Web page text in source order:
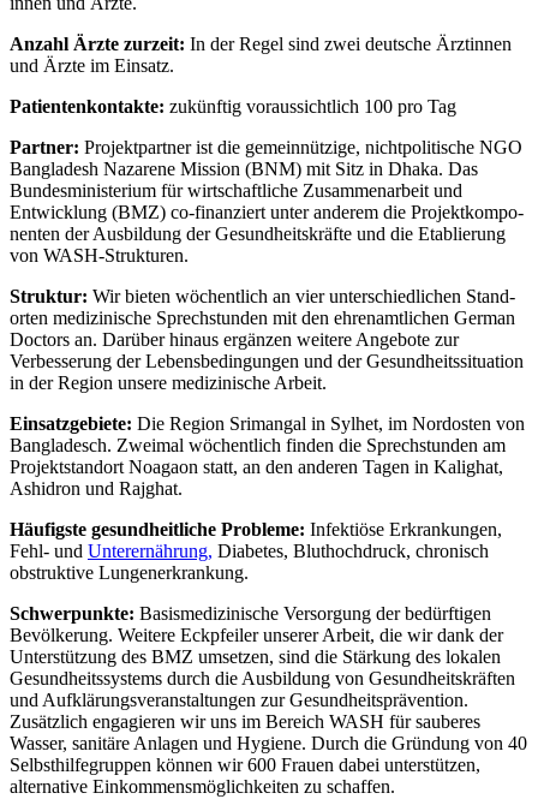
Anzahl Ärzte zurzeit: In der Regel sind zwei deutsche Ärzt­innen
und Ärzte im Einsatz.
Patienten­kontakte: zukün­ftig voraus­sichtlich 100 pro Tag
Partner: Projekt­partner ist die gemein­nützige, nicht­politische NGO
Bangladesh Nazarene Mission (BNM) mit Sitz in Dhaka. Das
Bundes­ministerium für wirt­schaft­liche Zusammen­arbeit und
Entwick­lung (BMZ) co-finanziert unter anderem die Projekt­kompo­
nenten der Aus­bildung der Gesund­heits­kräfte und die Etab­lierung
von WASH-Strukturen.
Struktur: Wir bieten wöchent­lich an vier unter­schied­lichen Stand­
orten medi­zinische Sprech­stunden mit den ehren­amt­lichen German
Doctors an. Darüber hinaus ergänzen weitere Ange­bote zur
Verbesse­rung der Lebens­beding­ungen und der Gesund­heits­situation
in der Region unsere medi­zinische Arbeit.
Einsatz­gebiete: Die Region Srimangal in Sylhet, im Nordosten von
Bangla­desch. Zweimal wöchent­lich finden die Sprech­stunden am
Projekt­standort Noagaon statt, an den anderen Tagen in Kalighat,
Ashidron und Rajghat.
Häufigste gesund­heit­liche Probleme: Infek­tiöse Erkrank­ungen,
Fehl- und Unter­ernährung, Diabetes, Blut­hoch­druck, chronisch
obstruktive Lungen­erkrankung.
Schwer­punkte: Basis­medi­zinische Versor­gung der bedürf­tigen
Bevöl­kerung. Weitere Eck­pfeiler unserer Arbeit, die wir dank der
Unter­stützung des BMZ umsetzen, sind die Stär­kung des lokalen
Gesund­heits­systems durch die Ausbildung von Gesund­heits­kräften
und Auf­klärungs­veran­staltungen zur Gesund­heits­prävention.
Zusätzlich enga­gieren wir uns im Bereich WASH für sauberes
Wasser, sani­täre Anlagen und Hygiene. Durch die Gründung von 40
Selbst­hilfe­gruppen können wir 600 Frauen dabei unter­stützen,
alternative Einkommens­möglich­keiten zu schaffen.